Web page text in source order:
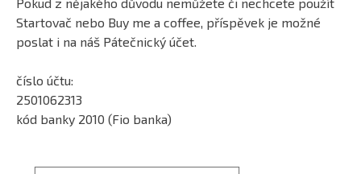
Startovač nebo Buy me a coffee, příspěvek je možné
poslat i na náš Pátečnický účet.
číslo účtu:
2501062313
kód banky 2010 (Fio banka)